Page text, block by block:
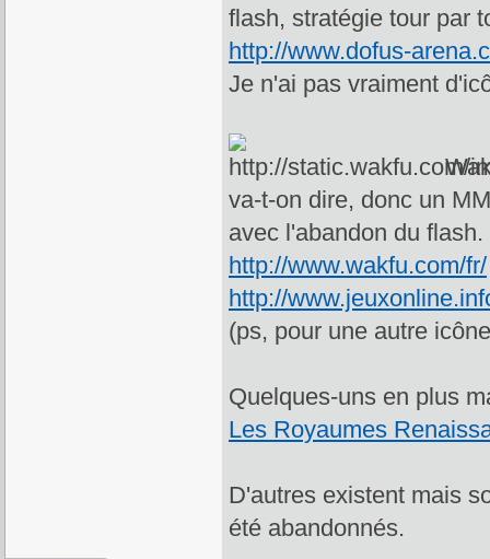
flash, stratégie tour par
http://www.dofus-
Je n'ai pas vraiment
va-t-on dire, donc un
avec l'abandon du
http://www.wakfu.com/fr/
http://
(ps, pour une autre
Quelques-uns en plus
Les Royaumes
D'autres existent mais
été abandonnés.